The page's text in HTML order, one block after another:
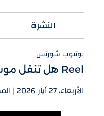
النشرة
يوتيوب شورتس
Reel هل تنقل موسكو اليورانيوم الإيراني
الأربعاء، 27 أيار 2026 | المصدر : REDTV